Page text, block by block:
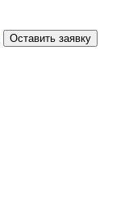
Оставить заявку